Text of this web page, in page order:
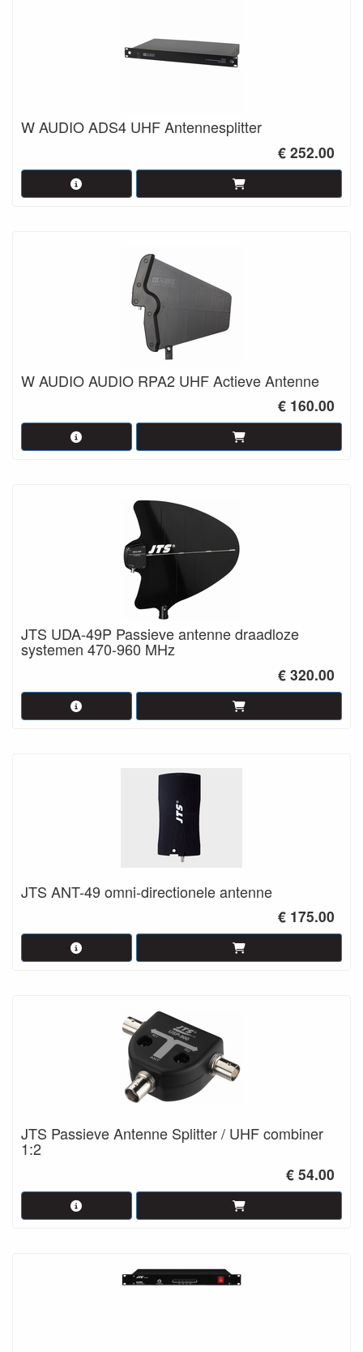
W AUDIO ADS4 UHF Antennesplitter
€ 252.00
W AUDIO AUDIO RPA2 UHF Actieve Antenne
€ 160.00
JTS UDA-49P Passieve antenne draadloze
systemen 470-960 MHz
€ 320.00
JTS ANT-49 omni-directionele antenne
€ 175.00
JTS Passieve Antenne Splitter / UHF combiner
1:2
€ 54.00